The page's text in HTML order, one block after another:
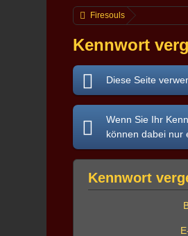
Firesouls
Kennwort
Diese Seite
Wenn Sie Ihr
können dabei nur
Kennwort